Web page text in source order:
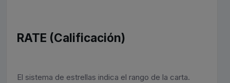
RATE (Calificación)
El sistema de estrellas indica el rango de la carta.